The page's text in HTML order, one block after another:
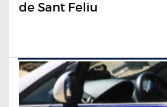
de Sant Feliu